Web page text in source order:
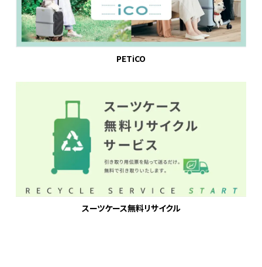
PETiCO
スーツケース無料リサイクル